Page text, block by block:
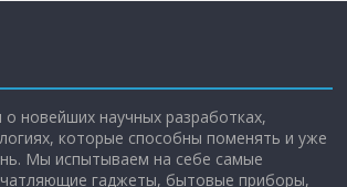
новейших научных разработках,
которые способны поменять и уже
Мы испытываем на себе самые
гаджеты, бытовые приборы,